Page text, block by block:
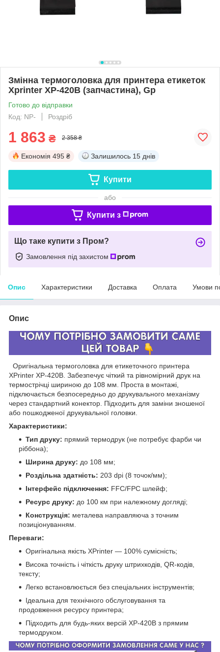
Змінна термоголовка для принтера етикеток
Xprinter XP-420B (запчастина), Gp
Готово до відправки
Код: NP-
Роздріб
1 863 ₴ 2 358 ₴
Економія 495 ₴ Залишилось 15 днів
Купити
або
Купити з
Що таке купити з Пром?
Замовлення під захистом
Опис Характеристики Доставка Оплата Умови
Опис
Оригінальна термоголовка для етикеточного принтера
XPrinter XP-420B. Забезпечує чіткий та рівномірний друк на
термострічці шириною до 108 мм. Проста в монтажі,
підключається безпосередньо до друкувального механізму
через стандартний конектор. Підходить для заміни зношеної
або пошкодженої друкувальної головки.
Характеристики:
Тип друку: прямий термодрук (не потребує фарби чи
ріббона);
Ширина друку: до 108 мм;
Роздільна здатність: 203 dpi (8 точок/мм);
Інтерфейс підключення: FFC/FPC шлейф;
Ресурс друку: до 100 км при належному догляді;
Конструкція: металева направляюча з точним
позиціонуванням.
Переваги:
Оригінальна якість XPrinter — 100% сумісність;
Висока точність і чіткість друку штрихкодів, QR-кодів,
тексту;
Легко встановлюється без спеціальних інструментів;
Ідеальна для технічного обслуговування та
продовження ресурсу принтера;
Підходить для будь-яких версій XP-420B з прямим
термодруком.